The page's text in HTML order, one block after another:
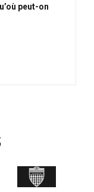
peut-on